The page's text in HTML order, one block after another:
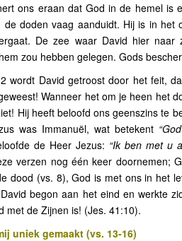
ons eraan dat God in de hemel is
de doden vaag aanduidt. Hij is in
De zee waar David hier
zou hebben gelegen. Gods
wordt David getroost door het feit,
Wanneer het om je heen het
Hij heeft beloofd ons geenszins te
was Immanuël, wat betekent
de Heer Jezus: “Ik ben met u
verzen nog één keer doornemen;
dood (vs. 8), God is met ons in het
begon aan het eind en werkte
met de Zijnen is! (Jes. 41:10).
uniek gemaakt (vs. 13-16)